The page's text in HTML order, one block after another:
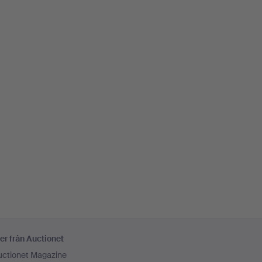
från Auctionet
Magazine